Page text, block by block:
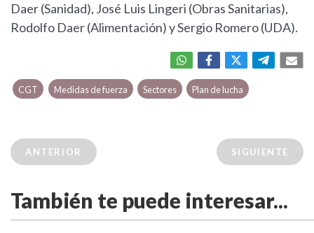
Daer (Sanidad), José Luis Lingeri (Obras Sanitarias),
Rodolfo Daer (Alimentación) y Sergio Romero (UDA).
CGT Medidas de fuerza Sectores Plan de lucha
ANTERIOR SIGUIENTE
También te puede interesar...